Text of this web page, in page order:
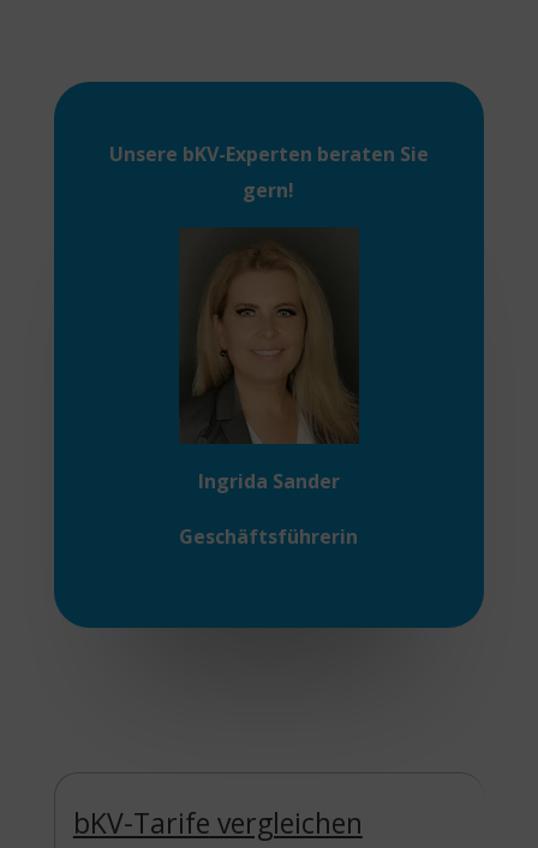
Unsere bKV-Experten beraten Sie
gern!
Ingrida Sander
Geschäftsführerin
bKV-Tarife vergleichen